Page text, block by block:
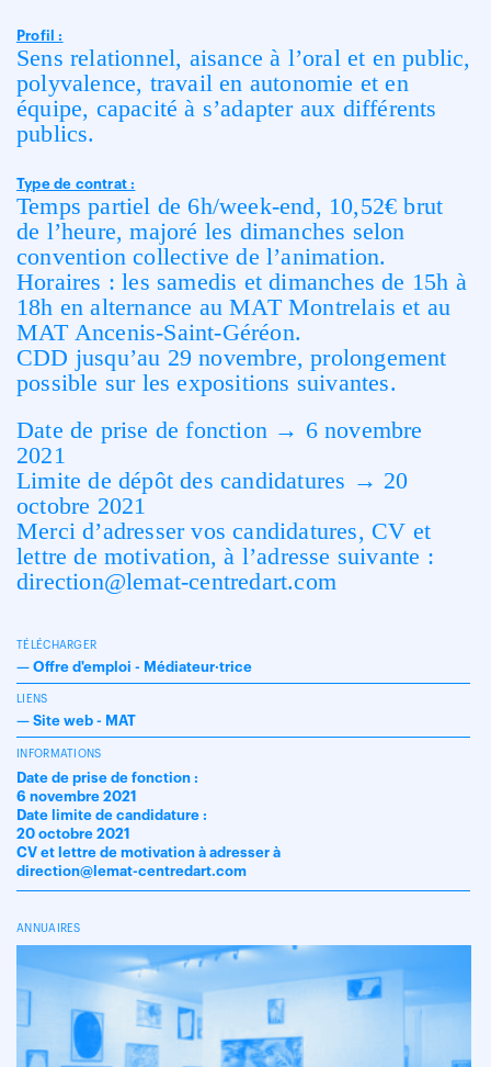
Profil :
Sens relationnel, aisance à l’oral et en public,
polyvalence, travail en autonomie et en
équipe, capacité à s’adapter aux différents
publics.
Type de contrat :
Temps partiel de 6h/week-end, 10,52€ brut
de l’heure, majoré les dimanches selon
convention collective de l’animation.
Horaires : les samedis et dimanches de 15h à
18h en alternance au MAT Montrelais et au
MAT Ancenis-Saint-Géréon.
CDD jusqu’au 29 novembre, prolongement
possible sur les expositions suivantes.
Date de prise de fonction → 6 novembre
2021
Limite de dépôt des candidatures → 20
octobre 2021
Merci d’adresser vos candidatures, CV et
lettre de motivation, à l’adresse suivante :
direction@lemat-centredart.com
TÉLÉCHARGER
— Offre d'emploi - Médiateur·trice
LIENS
— Site web - MAT
INFORMATIONS
Date de prise de fonction :
6 novembre 2021
Date limite de candidature :
20 octobre 2021
CV et lettre de motivation à adresser à
direction@lemat-centredart.com
ANNUAIRES